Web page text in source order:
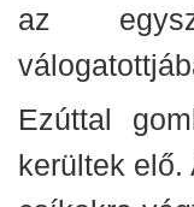
az
Ezúttal
kerültek elő.